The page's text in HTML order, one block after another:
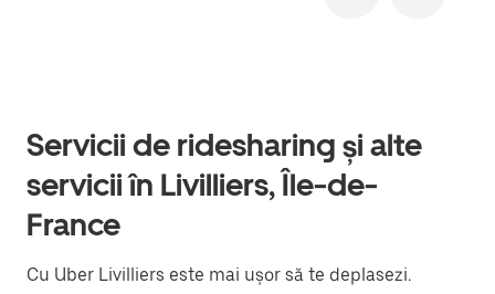
Servicii de ridesharing și alte
servicii în Livilliers, Île-de-
France
Cu Uber Livilliers este mai ușor să te deplasezi.